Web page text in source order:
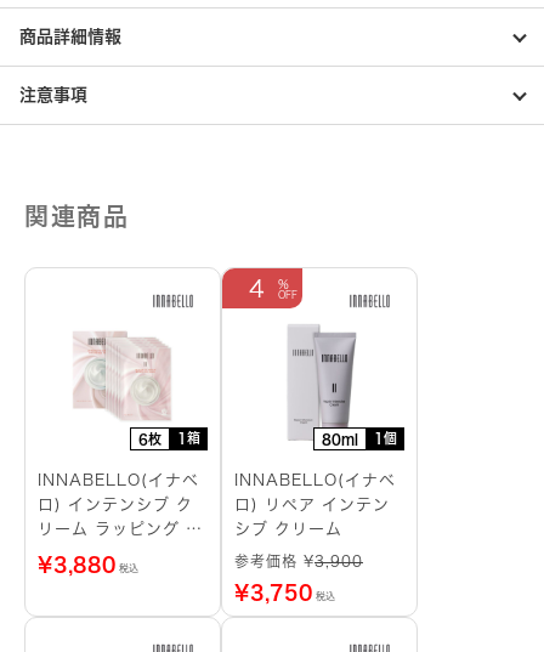
商品詳細情報
注意事項
関連商品
6枚 1箱
INNABELLO(イナベ
ロ) インテンシブ ク
リーム ラッピング シ
ートマスク
¥3,880 税込
80ml 1個
4
INNABELLO(イナベ
ロ) リペア インテン
シブ クリーム
参考価格 ¥3,900
¥3,750 税込